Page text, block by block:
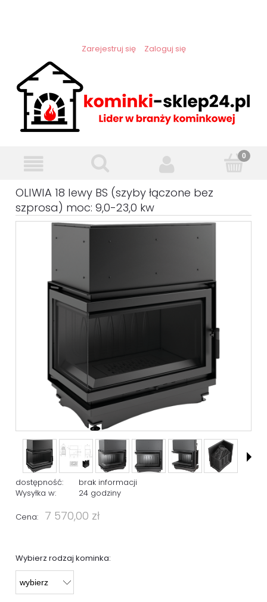
Zarejestruj się Zaloguj się
OLIWIA 18 lewy BS (szyby łączone bez
szprosa) moc: 9,0-23,0 kw
dostępność:
brak informacji
Wysyłka w:
24 godziny
Cena: 7 570,00 zł
Wybierz rodzaj kominka: